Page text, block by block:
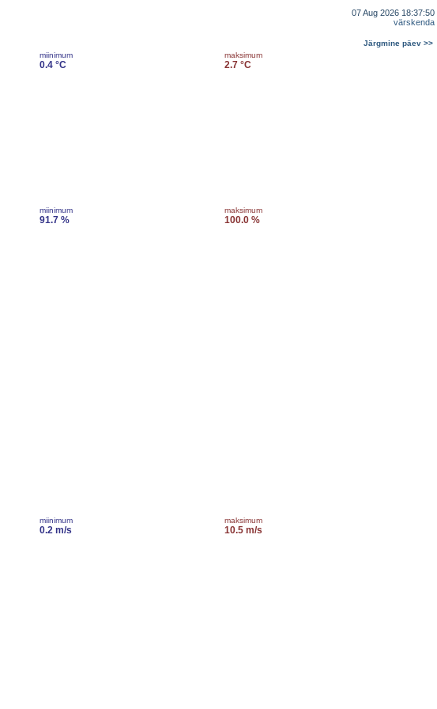
07 Aug 2026 18:37:50
värskenda
Järgmine päev >>
miinimum
0.4 °C
maksimum
2.7 °C
miinimum
91.7 %
maksimum
100.0 %
miinimum
0.2 m/s
maksimum
10.5 m/s